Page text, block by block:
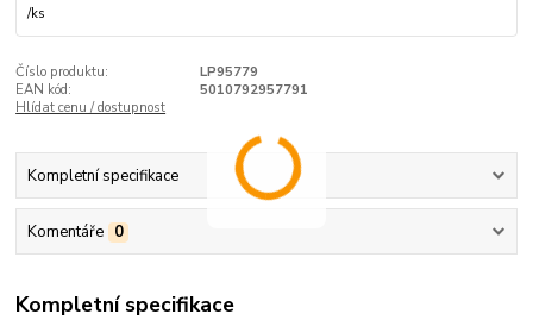
/ks
Číslo produktu:
LP95779
EAN kód:
5010792957791
Hlídat cenu / dostupnost
Kompletní specifikace
Komentáře 0
Kompletní specifikace